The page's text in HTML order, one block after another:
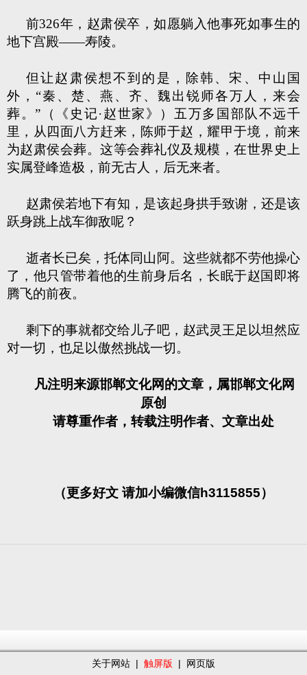
前326年，赵肃侯卒，如愿躺入他事死如事生的
地下宫殿——寿陵。
但让赵肃侯想不到的是，除韩、宋、中山国
外，“秦、楚、燕、齐、魏出锐师各万人，来会
葬。”（《史记·赵世家》）五万多国部队不远千
里，从四面八方赶来，陈师于赵，耀甲于境，前来
为赵肃侯会葬。这等会葬礼仪及规模，在世界史上
实属登峰造极，前无古人，后无来者。
赵肃侯若地下有知，是该起身拱手致谢，还是该
跃身跳上战车御敌呢？
逝者长已矣，托体同山阿。这些就都不劳他操心
了，他只管带着他的生前身后名，长眠于赵国即将
腾飞的前夜。
剩下的事就都交给儿子吧，赵武灵王足以坦然应
对一切，也足以傲然挑战一切。
凡注明来源邯郸文化网的文章，属邯郸文化网
原创
请尊重作者，转载注明作者、文章出处
（更多好文 请加小编微信h3115855）
关于网站 | 触屏版 | 网页版